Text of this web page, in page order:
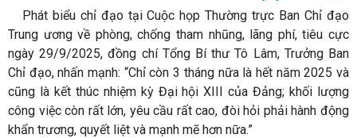
Phát biểu chỉ đạo tại Cuộc họp Thường trực Ban Chỉ đạo
Trung ương về phòng, chống tham nhũng, lãng phí, tiêu cực
ngày 29/9/2025, đồng chí Tổng Bí thư Tô Lâm, Trưởng Ban
Chỉ đạo, nhấn mạnh: “Chỉ còn 3 tháng nữa là hết năm 2025 và
cũng là kết thúc nhiệm kỳ Đại hội XIII của Đảng; khối lượng
công việc còn rất lớn, yêu cầu rất cao, đòi hỏi phải hành động
khẩn trương, quyết liệt và mạnh mẽ hơn nữa.”